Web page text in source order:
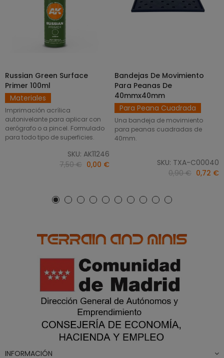
AÑADIR AL CARRITO
Russian Green Surface
Primer 100ml
Materiales
Imprimación acrílica
autonivelante para aplicar con
aerógrafo o a pincel. Formulado
para todo tipo de superficies.
SKU: AK11246
7,50 € 0,00 €
SELECCIONAR OPCIONES
Bandejas De Movimiento
Para Peanas De
40mmx40mm
Para Peana Cuadrada
Una bandeja de movimiento
para peanas cuadradas de
40mm.
SKU: TXA-C00040
0,90 € 0,72 €
INFORMACIÓN